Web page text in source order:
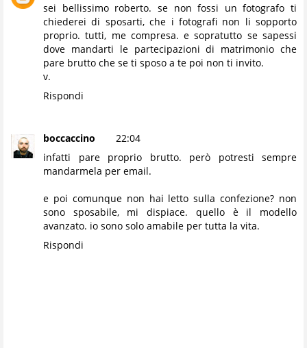
sei bellissimo roberto. se non fossi un fotografo ti
chiederei di sposarti, che i fotografi non li sopporto
proprio. tutti, me compresa. e sopratutto se sapessi
dove mandarti le partecipazioni di matrimonio che
pare brutto che se ti sposo a te poi non ti invito.
v.
Rispondi
boccaccino
22:04
infatti pare proprio brutto. però potresti sempre
mandarmela per email.
e poi comunque non hai letto sulla confezione? non
sono sposabile, mi dispiace. quello è il modello
avanzato. io sono solo amabile per tutta la vita.
Rispondi